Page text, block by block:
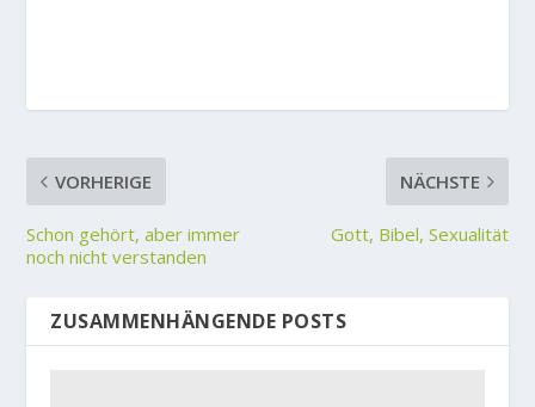
VORHERIGE
Schon gehört, aber immer
noch nicht verstanden
NÄCHSTE
Gott, Bibel, Sexualität
ZUSAMMENHÄNGENDE POSTS